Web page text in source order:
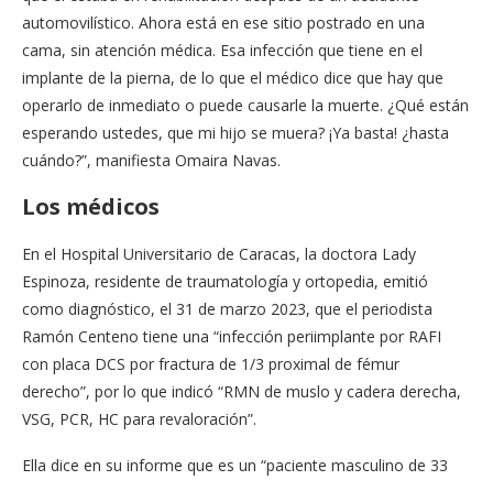
automovilístico. Ahora está en ese sitio postrado en una
cama, sin atención médica. Esa infección que tiene en el
implante de la pierna, de lo que el médico dice que hay que
operarlo de inmediato o puede causarle la muerte. ¿Qué están
esperando ustedes, que mi hijo se muera? ¡Ya basta! ¿hasta
cuándo?”, manifiesta Omaira Navas.
Los médicos
En el Hospital Universitario de Caracas, la doctora Lady
Espinoza, residente de traumatología y ortopedia, emitió
como diagnóstico, el 31 de marzo 2023, que el periodista
Ramón Centeno tiene una “infección periimplante por RAFI
con placa DCS por fractura de 1/3 proximal de fémur
derecho”, por lo que indicó “RMN de muslo y cadera derecha,
VSG, PCR, HC para revaloración”.
Ella dice en su informe que es un “paciente masculino de 33